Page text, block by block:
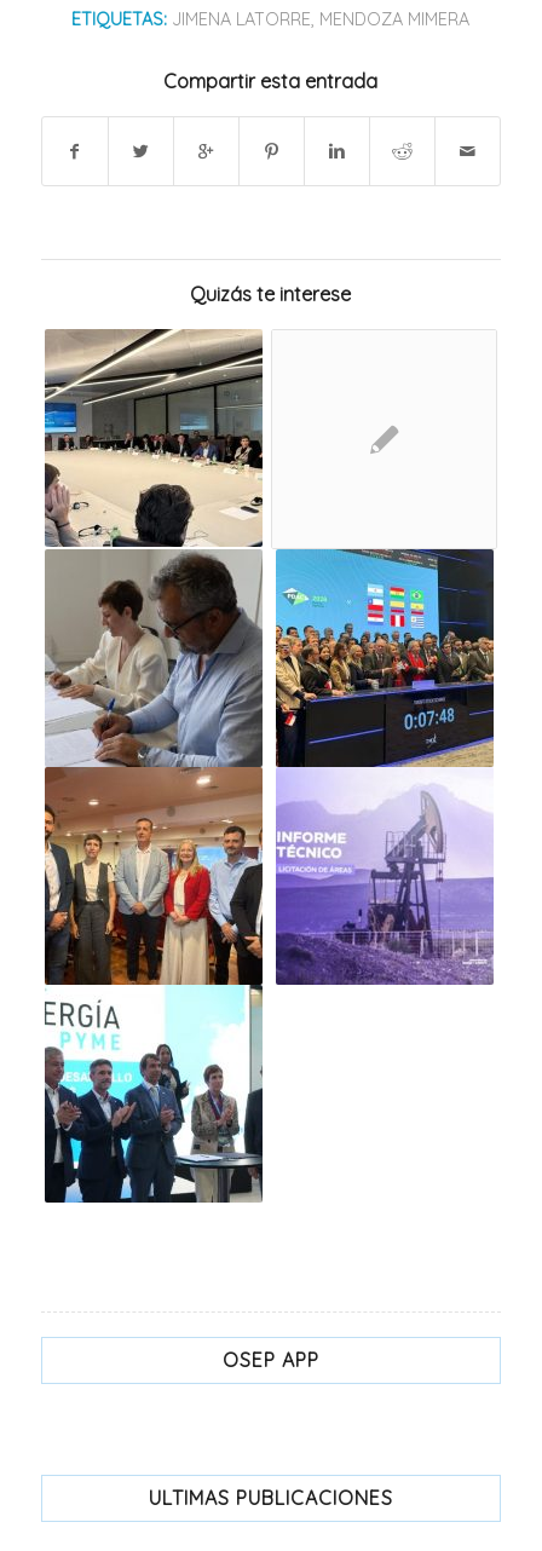
ETIQUETAS: JIMENA LATORRE MENDOZA MIMERA
Compartir esta entrada
Quizás te interese
OSEP APP
ULTIMAS PUBLICACIONES